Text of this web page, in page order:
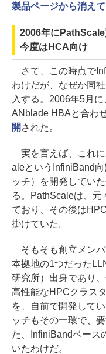
製品ページから消え
2006年に
今度はHCA向け
さて、この時点で
わけだが、なぜか同
入する。2006年5月
ANblade HBAと合わせ
開 された。
実を言えば、これ
aleというInfiniBand
ッチ）を開発してい
る。PathScaleは、元
ており、その後は
掛けていた。
そもそも創立メン
本拠地の1つだった
研究所）出身であり
高性能なHPCクラス
を、自前で開発して
ッチもその一環で、
た、InfiniBandベース
いたわけだ。